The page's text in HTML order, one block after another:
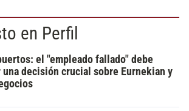
en Perfil
el "empleado fallado" debe
una decisión crucial sobre Eurnekian y